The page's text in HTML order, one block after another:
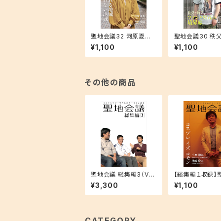
聖地会議32 河原夏季
「取材される地域 取
材されない地域」
¥1,100
聖地会議30 秩
ファンと公式の
¥1,100
その他の商品
聖地会議 総集編3（Vol.
13 - 18収録）
¥3,300
【総集編１収録】
議３ 小栗徳丸（
スプレサミット
会委員長）「コス
¥1,100